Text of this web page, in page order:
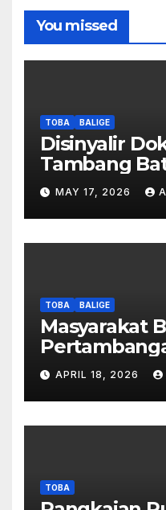
You missed
TOBA BALIGE
Disinyalir
Tambang
Simanjuntak
Manurung :
Berada Di
Pardede :
Dipalsukan
MAY 17, 2026
TOBA BALIGE
Masyarakat
Simanjuntak
Investigasi
APRIL 18, 2026
TOBA